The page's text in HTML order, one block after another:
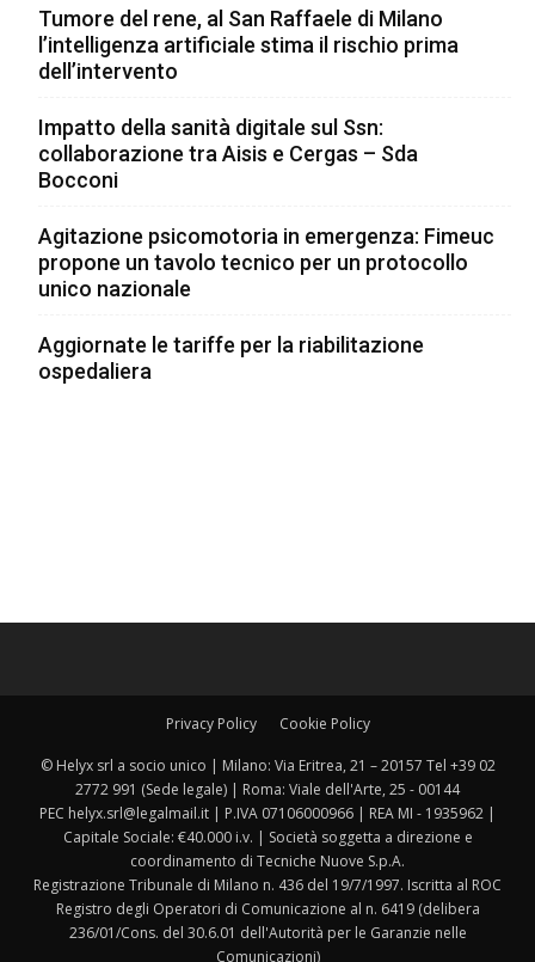
Tumore del rene, al San Raffaele di Milano
l’intelligenza artificiale stima il rischio prima
dell’intervento
Impatto della sanità digitale sul Ssn:
collaborazione tra Aisis e Cergas – Sda
Bocconi
Agitazione psicomotoria in emergenza: Fimeuc
propone un tavolo tecnico per un protocollo
unico nazionale
Aggiornate le tariffe per la riabilitazione
ospedaliera
Privacy Policy Cookie Policy
© Helyx srl a socio unico | Milano: Via Eritrea, 21 – 20157 Tel +39 02
2772 991 (Sede legale) | Roma: Viale dell'Arte, 25 - 00144
PEC helyx.srl@legalmail.it | P.IVA 07106000966 | REA MI - 1935962 |
Capitale Sociale: €40.000 i.v. | Società soggetta a direzione e
coordinamento di Tecniche Nuove S.p.A.
Registrazione Tribunale di Milano n. 436 del 19/7/1997. Iscritta al ROC
Registro degli Operatori di Comunicazione al n. 6419 (delibera
236/01/Cons. del 30.6.01 dell'Autorità per le Garanzie nelle
Comunicazioni)